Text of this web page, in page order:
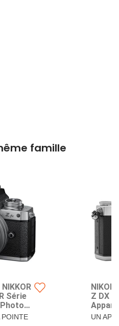
famille
Série
(20,9
POINTE
NIKON
Z DX
UN